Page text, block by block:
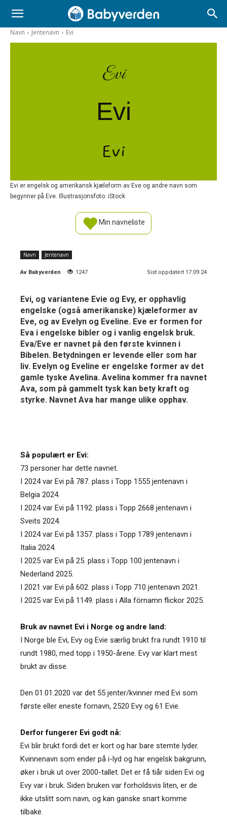
Navn Jentenavn Evi
Evi
Evi
Evi
Evi er engelsk og amerikansk kjæleform av Eve og andre navn som
begynner på Eve. Illustrasjonsfoto: iStock
Min navneliste
Navn Jentenavn
Av Babyverden 1247 Sist oppdatert 17.09.24
Evi, og variantene Evie og Evy, er opphavlig
engelske (også amerikanske) kjæleformer av
Eve, og av Evelyn og Eveline. Eve er formen for
Eva i engelske bibler og i vanlig engelsk bruk.
Eva/Eve er navnet på den første kvinnen i
Bibelen. Betydningen er levende eller som har
liv. Evelyn og Eveline er engelske former av det
gamle tyske Avelina. Avelina kommer fra navnet
Ava, som på gammelt tysk kan bety kraft og
styrke. Navnet Ava har mange ulike opphav.
Så populært er Evi:
73 personer har dette navnet.
I 2024 var Evi på 787. plass i Topp 1555 jentenavn i
Belgia 2024.
I 2024 var Evi på 1192. plass i Topp 2668 jentenavn i
Sveits 2024.
I 2024 var Evi på 1357. plass i Topp 1789 jentenavn i
Italia 2024.
I 2025 var Evi på 25. plass i Topp 100 jentenavn i
Nederland 2025.
I 2021 var Evi på 602. plass i Topp 710 jentenavn 2021.
I 2025 var Evi på 1149. plass i Alla förnamn flickor 2025.
Bruk av navnet Evi i Norge og andre land:
I Norge ble Evi, Evy og Evie særlig brukt fra rundt 1910 til
rundt 1980, med topp i 1950-årene. Evy var klart mest
brukt av disse.
Den 01.01.2020 var det 55 jenter/kvinner med Evi som
første eller eneste fornavn, 2520 Evy og 61 Evie.
Derfor fungerer Evi godt nå:
Evi blir brukt fordi det er kort og har bare stemte lyder.
Kvinnenavn som ender på i-lyd og har engelsk bakgrunn,
øker i bruk ut over 2000-tallet. Det er få tiår siden Evi og
Evy var i bruk. Siden bruken var forholdsvis liten, er de
ikke utslitt som navn, og kan ganske snart komme
tilbake.